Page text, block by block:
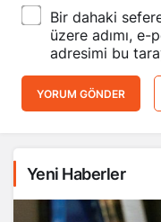
Bir dahaki
üzere adımı,
adresimi bu
YORUM GÖNDER
Yeni Haberler